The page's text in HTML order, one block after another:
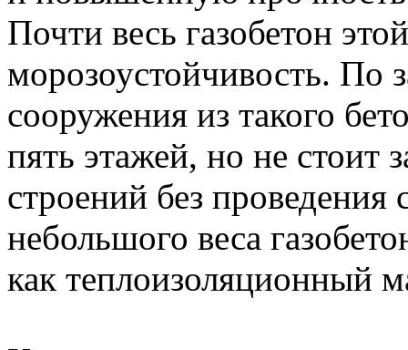
Почти весь газобетон
морозоустойчивость. По
сооружения из такого
пять этажей, но не стоит
строений без проведения
небольшого веса
как теплоизоляционный